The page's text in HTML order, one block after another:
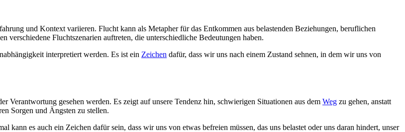
und Kontext variieren. Flucht kann als Metapher für das Entkommen aus belastenden Beziehungen, beruflichen
verschiedene Fluchtszenarien auftreten, die unterschiedliche Bedeutungen haben.
interpretiert werden. Es ist ein Zeichen dafür, dass wir uns nach einem Zustand sehnen, in dem wir uns von
gesehen werden. Es zeigt auf unsere Tendenz hin, schwierigen Situationen aus dem Weg zu gehen, anstatt
Sorgen und Ängsten zu stellen.
es auch ein Zeichen dafür sein, dass wir uns von etwas befreien müssen, das uns belastet oder uns daran hindert, unser